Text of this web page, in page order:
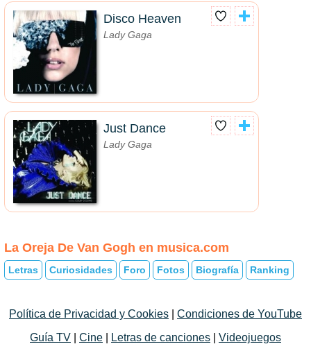
Disco Heaven
Lady Gaga
Just Dance
Lady Gaga
La Oreja De Van Gogh en musica.com
Letras Curiosidades Foro Fotos Biografía Ranking
Política de Privacidad y Cookies
Condiciones de YouTube
Guía TV
Cine Letras de canciones Videojuegos